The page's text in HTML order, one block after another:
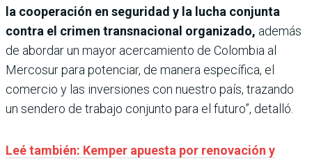
la cooperación en seguridad y la lucha conjunta
contra el crimen transnacional organizado, además
de abordar un mayor acercamiento de Colombia al
Mercosur para potenciar, de manera específica, el
comercio y las inversiones con nuestro país, trazando
un sendero de trabajo conjunto para el futuro”, detalló.
Leé también: Kemper apuesta por renovación y